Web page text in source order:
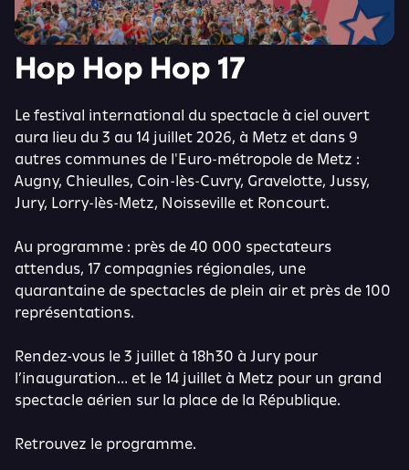
Hop Hop Hop 17
Le festival international du spectacle à ciel ouvert
aura lieu du 3 au 14 juillet 2026, à Metz et dans 9
autres communes de l'Euro-métropole de Metz :
Augny, Chieulles, Coin-lès-Cuvry, Gravelotte, Jussy,
Jury, Lorry-lès-Metz, Noisseville et Roncourt.
Au programme : près de 40 000 spectateurs
attendus, 17 compagnies régionales, une
quarantaine de spectacles de plein air et près de 100
représentations.
Rendez-vous le 3 juillet à 18h30 à Jury pour
l’inauguration… et le 14 juillet à Metz pour un grand
spectacle aérien sur la place de la République.
Retrouvez le programme.